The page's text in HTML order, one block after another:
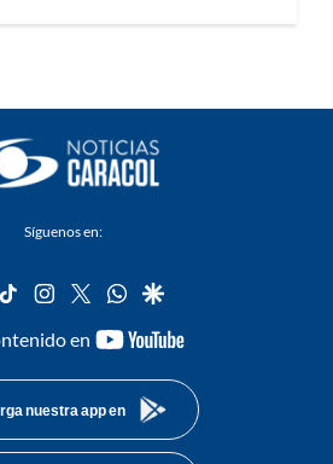
Síguenos en:
tiktok instagram
twitterwhatsapp
google
en
youtube-
nuestra app en